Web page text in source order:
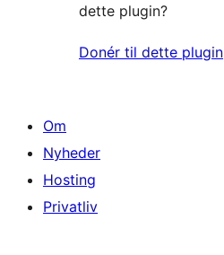
dette plugin?
Donér til dette plugin
Om
Nyheder
Hosting
Privatliv